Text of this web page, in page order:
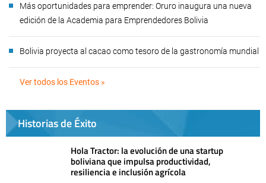
Más oportunidades para emprender: Oruro inaugura una nueva
edición de la Academia para Emprendedores Bolivia
Bolivia proyecta al cacao como tesoro de la gastronomía mundial
Ver todos los Eventos »
Historias de Éxito
Hola Tractor: la evolución de una startup
boliviana que impulsa productividad,
resiliencia e inclusión agrícola